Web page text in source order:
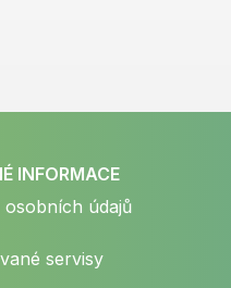
INFORMACE
osobních údajů
servisy